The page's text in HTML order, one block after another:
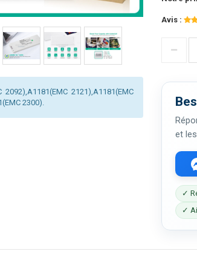
2121),A1181(EMC
2300).
Avis :
et
✓
✓